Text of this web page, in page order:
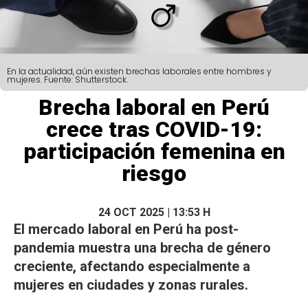
En la actualidad, aún existen brechas laborales entre hombres y
mujeres. Fuente: Shutterstock.
Brecha laboral en Perú
crece tras COVID-19:
participación femenina en
riesgo
24 OCT 2025 | 13:53 H
El mercado laboral en Perú ha post-
pandemia muestra una brecha de género
creciente, afectando especialmente a
mujeres en ciudades y zonas rurales.